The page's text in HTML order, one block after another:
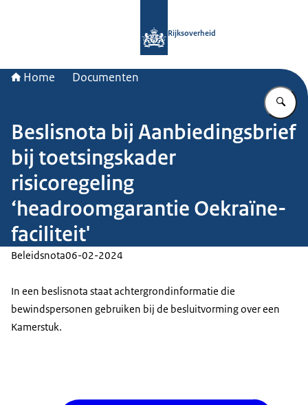
Rijksoverheid
Home Documenten
Beslisnota bij Aanbiedingsbrief
bij toetsingskader
risicoregeling
‘headroomgarantie Oekraïne-
faciliteit'
Beleidsnota06-02-2024
In een beslisnota staat achtergrondinformatie die
bewindspersonen gebruiken bij de besluitvorming over een
Kamerstuk.